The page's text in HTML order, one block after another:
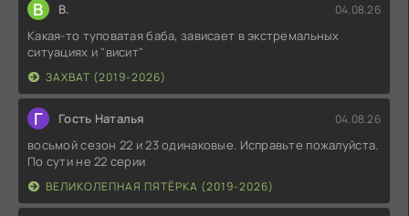
В В. 04.08.26
Какая-то туповатая баба, зависает в экстремальных
ситуациях и "висит"
ЗАХВАТ (2019-2026)
Г Гость Наталья 04.08.26
восьмой сезон 22 и 23 одинаковые. Исправьте пожалуйста.
По сути не 22 серии
ВЕЛИКОЛЕПНАЯ ПЯТЁРКА (2019-2026)